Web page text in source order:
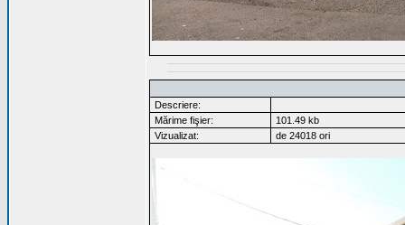
Descriere:
Mărime fişier:
101.49 kb
Vizualizat:
de 24018 ori